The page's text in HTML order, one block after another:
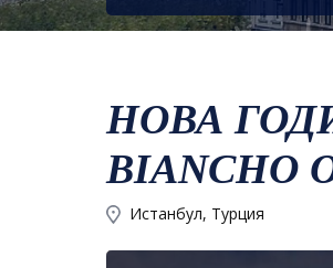
НОВА
BIANCHO
Истанбул, Турция